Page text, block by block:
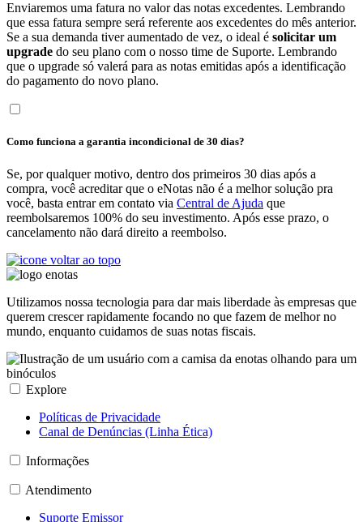
Enviaremos uma fatura no valor das notas excedentes. Lembrando
que essa fatura sempre será referente aos excedentes do mês anterior.
Se a sua demanda tiver aumentado de vez, o ideal é solicitar um
upgrade do seu plano com o nosso time de Suporte. Lembrando
que o upgrade só valerá para as notas emitidas após a identificação
do pagamento do novo plano.
Como funciona a garantia incondicional de 30 dias?
Se, por qualquer motivo, dentro dos primeiros 30 dias após a
compra, você acreditar que o eNotas não é a melhor solução pra
você, basta entrar em contato via Central de Ajuda que
reembolsaremos 100% do seu investimento. Após esse prazo, o
cancelamento não dará direito a reembolso.
Utilizamos nossa tecnologia para dar mais liberdade às empresas que
querem crescer rapidamente focando no que fazem de melhor no
mundo, enquanto cuidamos de suas notas fiscais.
Explore
Políticas de Privacidade
Canal de Denúncias (Linha Ética)
Informações
Atendimento
Suporte Emissor